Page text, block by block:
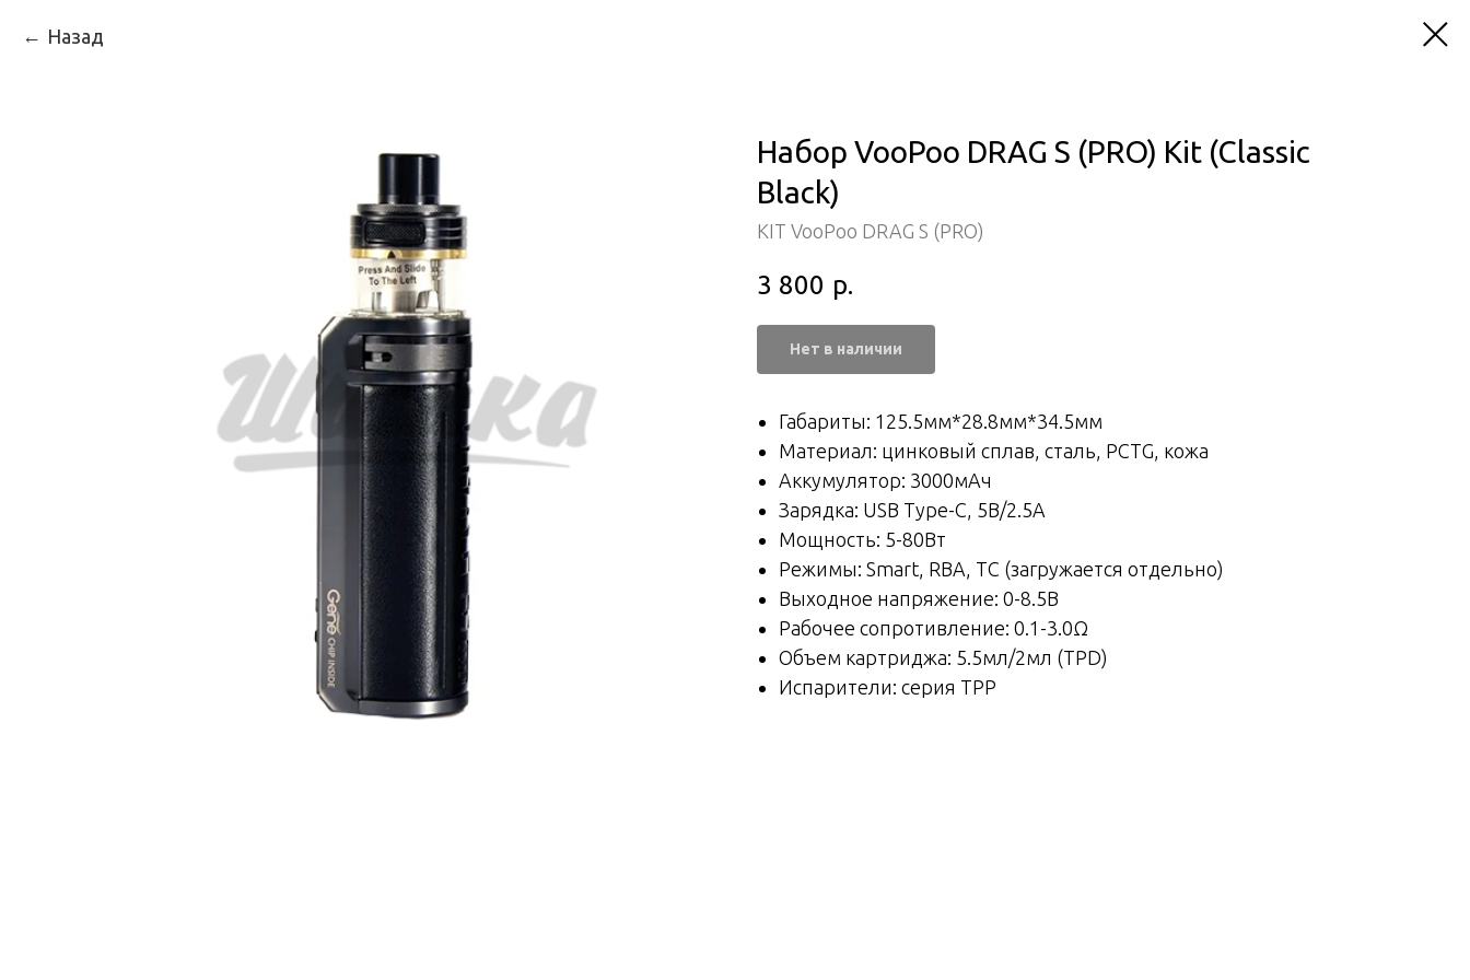
Назад
Набор VooPoo DRAG S (PRO) Kit (Classic
Black)
KIT VooPoo DRAG S (PRO)
3 800 р.
Нет в наличии
Габариты: 125.5мм*28.8мм*34.5мм
Материал: цинковый сплав, сталь, PCTG, кожа
Аккумулятор: 3000мАч
Зарядка: USB Type-C, 5В/2.5А
Мощность: 5-80Вт
Режимы: Smart, RBA, TC (загружается отдельно)
Выходное напряжение: 0-8.5В
Рабочее сопротивление: 0.1-3.0Ω
Объем картриджа: 5.5мл/2мл (TPD)
Испарители: серия TPP